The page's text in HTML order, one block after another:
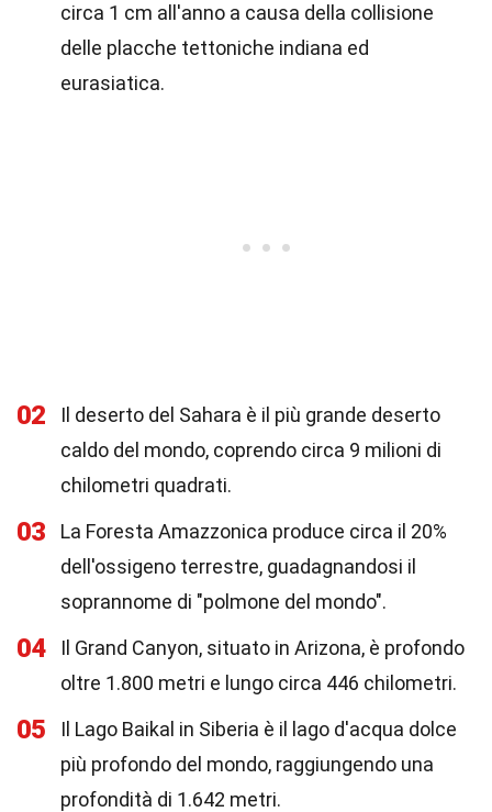
circa 1 cm all'anno a causa della collisione
delle placche tettoniche indiana ed
eurasiatica.
02
Il deserto del Sahara è il più grande deserto
caldo del mondo, coprendo circa 9 milioni di
chilometri quadrati.
03
La Foresta Amazzonica produce circa il 20%
dell'ossigeno terrestre, guadagnandosi il
soprannome di "polmone del mondo".
04
Il Grand Canyon, situato in Arizona, è profondo
oltre 1.800 metri e lungo circa 446 chilometri.
05
Il Lago Baikal in Siberia è il lago d'acqua dolce
più profondo del mondo, raggiungendo una
profondità di 1.642 metri.